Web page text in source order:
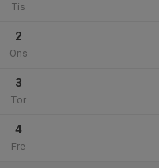
Tis
2
Ons
3
Tor
4
Fre